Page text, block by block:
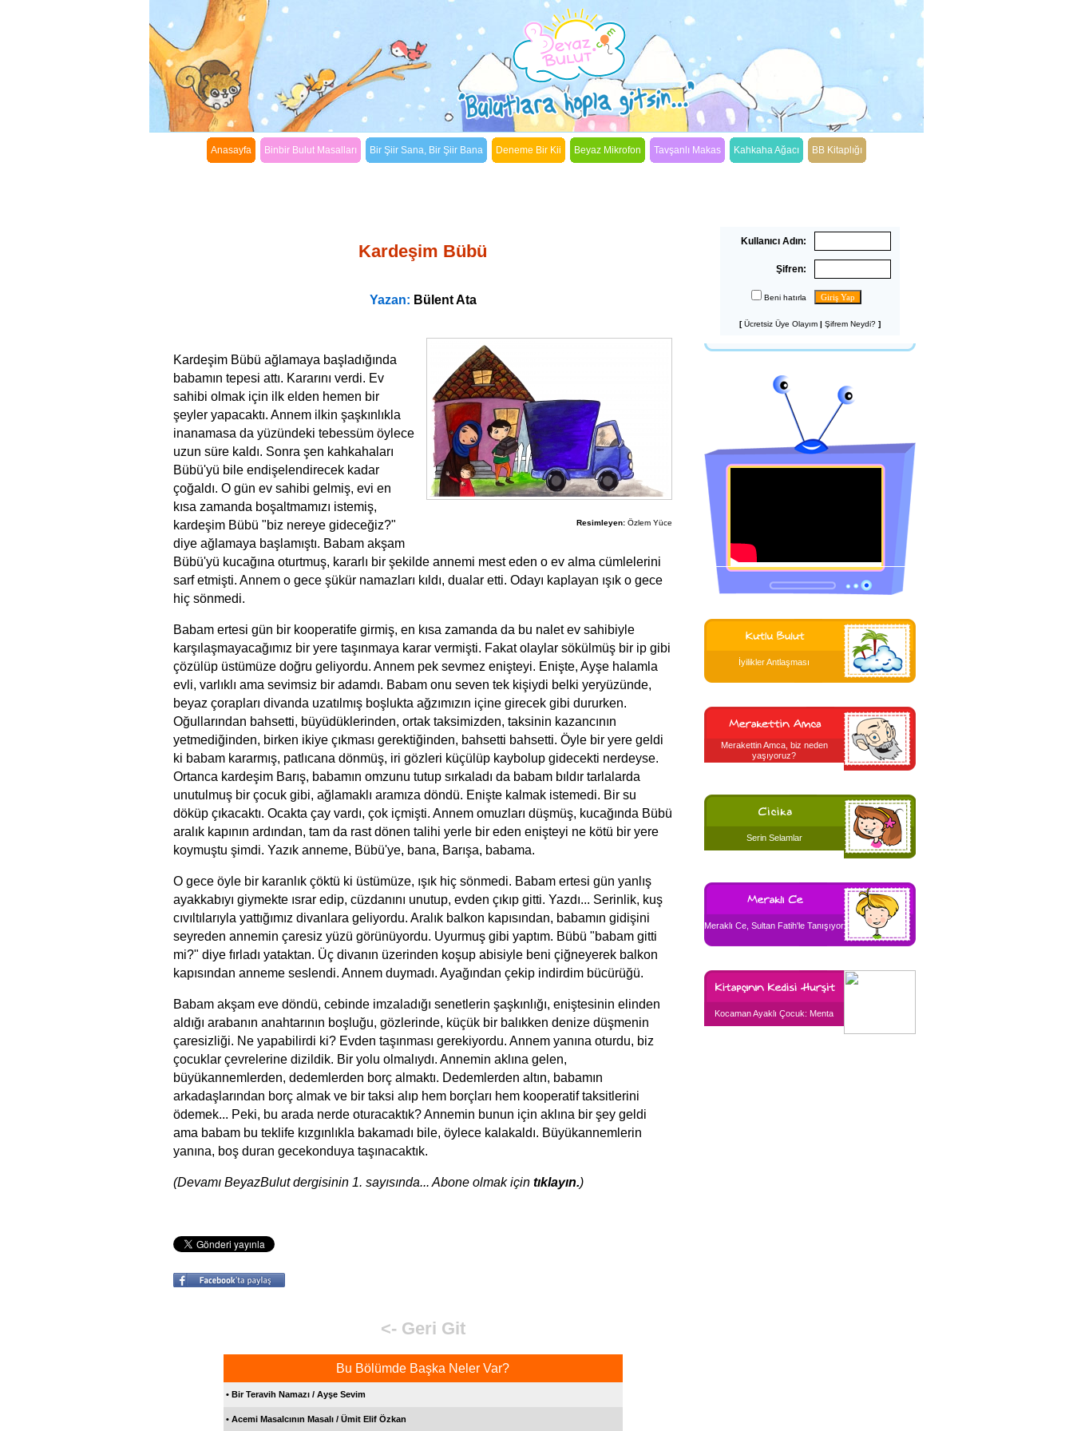
Anasayfa Binbir Bulut Masalları Bir Şiir Sana, Bir Şiir Bana Deneme Bir Kii Beyaz Mikrofon Tavşanlı Makas Kahkaha Ağacı BB Kitaplığı
Kardeşim Bübü
Yazan: Bülent Ata
Resimleyen: Özlem Yüce
Kardeşim Bübü ağlamaya başladığında
babamın tepesi attı. Kararını verdi. Ev
sahibi olmak için ilk elden hemen bir
şeyler yapacaktı. Annem ilkin şaşkınlıkla
inanamasa da yüzündeki tebessüm öylece
uzun süre kaldı. Sonra şen kahkahaları
Bübü'yü bile endişelendirecek kadar
çoğaldı. O gün ev sahibi gelmiş, evi en
kısa zamanda boşaltmamızı istemiş,
kardeşim Bübü "biz nereye gideceğiz?"
diye ağlamaya başlamıştı. Babam akşam
Bübü'yü kucağına oturtmuş, kararlı bir şekilde annemi mest eden o ev alma cümlelerini
sarf etmişti. Annem o gece şükür namazları kıldı, dualar etti. Odayı kaplayan ışık o gece
hiç sönmedi.
Babam ertesi gün bir kooperatife girmiş, en kısa zamanda da bu nalet ev sahibiyle
karşılaşmayacağımız bir yere taşınmaya karar vermişti. Fakat olaylar sökülmüş bir ip gibi
çözülüp üstümüze doğru geliyordu. Annem pek sevmez enişteyi. Enişte, Ayşe halamla
evli, varlıklı ama sevimsiz bir adamdı. Babam onu seven tek kişiydi belki yeryüzünde,
beyaz çorapları divanda uzatılmış boşlukta ağzımızın içine girecek gibi dururken.
Oğullarından bahsetti, büyüdüklerinden, ortak taksimizden, taksinin kazancının
yetmediğinden, birken ikiye çıkması gerektiğinden, bahsetti bahsetti. Öyle bir yere geldi
ki babam kararmış, patlıcana dönmüş, iri gözleri küçülüp kaybolup gidecekti nerdeyse.
Ortanca kardeşim Barış, babamın omzunu tutup sırkaladı da babam bıldır tarlalarda
unutulmuş bir çocuk gibi, ağlamaklı aramıza döndü. Enişte kalmak istemedi. Bir su
döküp çıkacaktı. Ocakta çay vardı, çok içmişti. Annem omuzları düşmüş, kucağında Bübü
aralık kapının ardından, tam da rast dönen talihi yerle bir eden enişteyi ne kötü bir yere
koymuştu şimdi. Yazık anneme, Bübü'ye, bana, Barışa, babama.
O gece öyle bir karanlık çöktü ki üstümüze, ışık hiç sönmedi. Babam ertesi gün yanlış
ayakkabıyı giymekte ısrar edip, cüzdanını unutup, evden çıkıp gitti. Yazdı... Serinlik, kuş
cıvıltılarıyla yattığımız divanlara geliyordu. Aralık balkon kapısından, babamın gidişini
seyreden annemin çaresiz yüzü görünüyordu. Uyurmuş gibi yaptım. Bübü "babam gitti
mi?" diye fırladı yataktan. Üç divanın üzerinden koşup abisiyle beni çiğneyerek balkon
kapısından anneme seslendi. Annem duymadı. Ayağından çekip indirdim bücürüğü.
Babam akşam eve döndü, cebinde imzaladığı senetlerin şaşkınlığı, eniştesinin elinden
aldığı arabanın anahtarının boşluğu, gözlerinde, küçük bir balıkken denize düşmenin
çaresizliği. Ne yapabilirdi ki? Evden taşınması gerekiyordu. Annem yanına oturdu, biz
çocuklar çevrelerine dizildik. Bir yolu olmalıydı. Annemin aklına gelen,
büyükannemlerden, dedemlerden borç almaktı. Dedemlerden altın, babamın
arkadaşlarından borç almak ve bir taksi alıp hem borçları hem kooperatif taksitlerini
ödemek... Peki, bu arada nerde oturacaktık? Annemin bunun için aklına bir şey geldi
ama babam bu teklife kızgınlıkla bakamadı bile, öylece kalakaldı. Büyükannemlerin
yanına, boş duran gecekonduya taşınacaktık.
(Devamı BeyazBulut dergisinin 1. sayısında... Abone olmak için tıklayın.)
<- Geri Git
Bu Bölümde Başka Neler Var?
• Bir Teravih Namazı / Ayşe Sevim
• Acemi Masalcının Masalı / Ümit Elif Özkan
Kullanıcı Adın:
Şifren:
Beni hatırla
[ Ücretsiz Üye Olayım | Şifrem Neydi? ]
İyilikler Antlaşması
Merakettin Amca, biz neden
yaşıyoruz?
Serin Selamlar
Meraklı Ce, Sultan Fatih'le Tanışıyor
Kocaman Ayaklı Çocuk: Menta